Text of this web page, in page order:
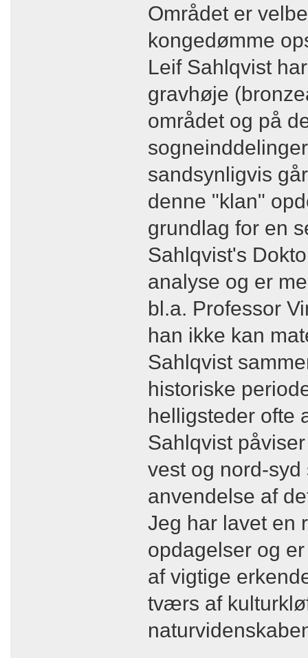
Området er
kongedømme
Leif Sahlqvist
gravhøje
området og på
sandsynligvis
denne "klan"
grundlag for en
Sahlqvist's
analyse og er
bl.a. Professor
han ikke kan
Sahlqvist
historiske
helligsteder ofte
Sahlqvist
vest og nord-
anvendelse af
Jeg har lavet en
opdagelser og
af vigtige
tværs af